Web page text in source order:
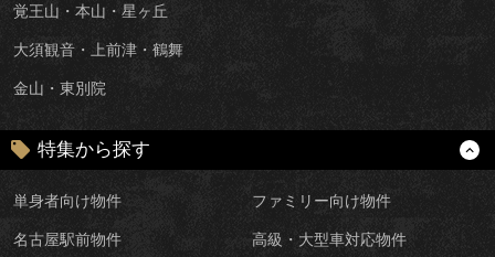
覚王山・本山・星ヶ丘
大須観音・上前津・鶴舞
金山・東別院
特集から探す
単身者向け物件 ファミリー向け物件
名古屋駅前物件 高級・大型車対応物件